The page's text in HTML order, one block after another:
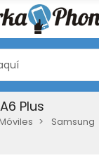
Plus
Samsung